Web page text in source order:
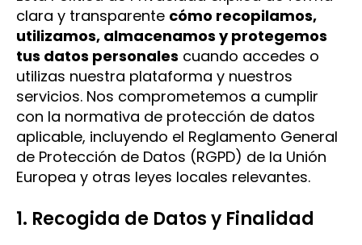
clara y transparente cómo recopilamos,
utilizamos, almacenamos y protegemos
tus datos personales cuando accedes o
utilizas nuestra plataforma y nuestros
servicios. Nos comprometemos a cumplir
con la normativa de protección de datos
aplicable, incluyendo el Reglamento General
de Protección de Datos (RGPD) de la Unión
Europea y otras leyes locales relevantes.
1. Recogida de Datos y Finalidad